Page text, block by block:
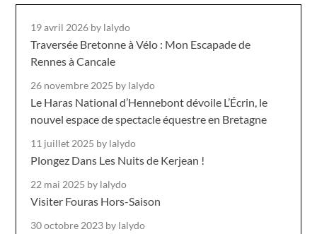
19 avril 2026 by lalydo
Traversée Bretonne à Vélo : Mon Escapade de
Rennes à Cancale
26 novembre 2025 by lalydo
Le Haras National d’Hennebont dévoile L’Écrin, le
nouvel espace de spectacle équestre en Bretagne
11 juillet 2025 by lalydo
Plongez Dans Les Nuits de Kerjean !
22 mai 2025 by lalydo
Visiter Fouras Hors-Saison
30 octobre 2023 by lalydo